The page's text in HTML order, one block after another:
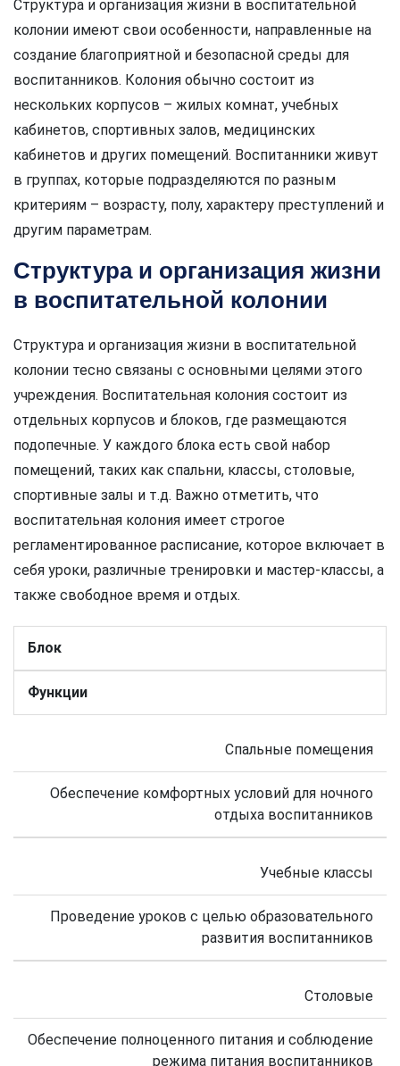
Структура и организация жизни в воспитательной
колонии имеют свои особенности, направленные на
создание благоприятной и безопасной среды для
воспитанников. Колония обычно состоит из
нескольких корпусов – жилых комнат, учебных
кабинетов, спортивных залов, медицинских
кабинетов и других помещений. Воспитанники живут
в группах, которые подразделяются по разным
критериям – возрасту, полу, характеру преступлений и
другим параметрам.
Структура и организация жизни
в воспитательной колонии
Структура и организация жизни в воспитательной
колонии тесно связаны с основными целями этого
учреждения. Воспитательная колония состоит из
отдельных корпусов и блоков, где размещаются
подопечные. У каждого блока есть свой набор
помещений, таких как спальни, классы, столовые,
спортивные залы и т.д. Важно отметить, что
воспитательная колония имеет строгое
регламентированное расписание, которое включает в
себя уроки, различные тренировки и мастер-классы, а
также свободное время и отдых.
Блок
Функции
Спальные помещения
Обеспечение комфортных условий для ночного
отдыха воспитанников
Учебные классы
Проведение уроков с целью образовательного
развития воспитанников
Столовые
Обеспечение полноценного питания и соблюдение
режима питания воспитанников